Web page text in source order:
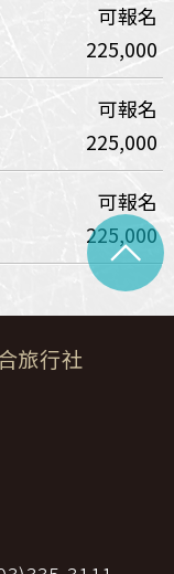
可報名
225,000
可報名
225,000
可報名
225,000
旅行社
^